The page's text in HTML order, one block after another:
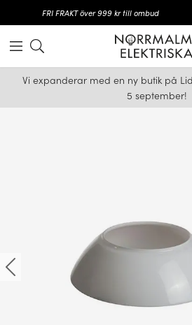
FRI FRAKT över 999 kr till ombud
Vi expanderar med en ny butik på
5 september!